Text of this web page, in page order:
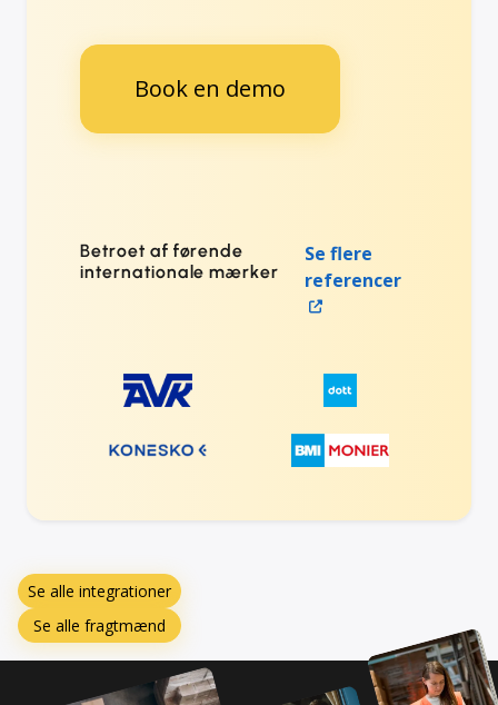
Book en demo
Betroet af førende
internationale mærker
Se flere
referencer
Se alle integrationer
Se alle fragtmænd